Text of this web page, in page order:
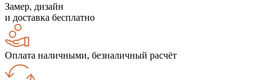
Замер, дизайн
и доставка бесплатно
Оплата наличными, безналичный расчёт